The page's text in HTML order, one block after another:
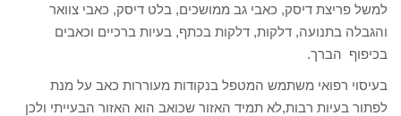
למשל פריצת דיסק, כאבי גב ממושכים, בלט דיסק, כאבי צוואר
והגבלה בתנועה, דלקות, דלקות בכתף, בעיות ברכיים וכאבים
בכיפוף הברך.
בעיסוי רפואי משתמש המטפל בנקודות מעוררות כאב על מנת
לפתור בעיות רבות,לא תמיד האזור שכואב הוא האזור הבעייתי ולכן